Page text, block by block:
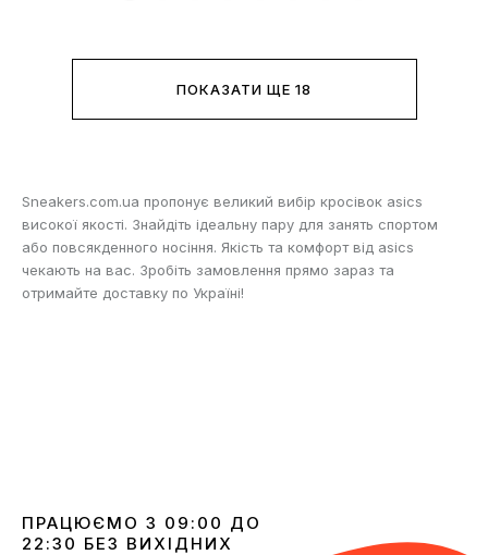
ПОКАЗАТИ ЩЕ 18
Sneakers.com.ua пропонує великий вибір кросівок asics
високої якості. Знайдіть ідеальну пару для занять спортом
або повсякденного носіння. Якість та комфорт від asics
чекають на вас. Зробіть замовлення прямо зараз та
отримайте доставку по Україні!
ПРАЦЮЄМО З 09:00 ДО
22:30 БЕЗ ВИХІДНИХ